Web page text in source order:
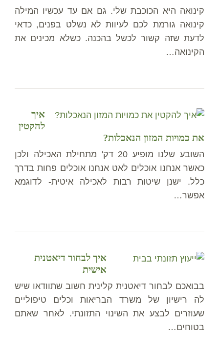
קינואה היא הכוכבת שלי. גם אם עד עכשיו המילה
קינואה גורמת לכם לעיוות לא נשלט בפנים, כדאי
לדעת שזה קשור לכשל בהכנה. כשלא מכינים את
הקינואה…
איך
להקטין
את כמויות המזון הנאכלות?
השובע שלנו מופיע 20 דק' מתחילת האכילה ולכן
כאשר אנחנו אוכלים לאט אנחנו אוכלים פחות בדרך
כלל. ישנן שיטות רבות לאכילה איטית- לדוגמא
אפשר…
איך לבחור דיאטנית
אישית
בבואכם לבחור דיאטנית קלינית חשוב שתוודאו שיש
לה רישיון של משרד הבריאות וכלים טיפוליים
שעוזרים לבצע את השינוי התזונתי. לאחר שאתם
בטוחים…